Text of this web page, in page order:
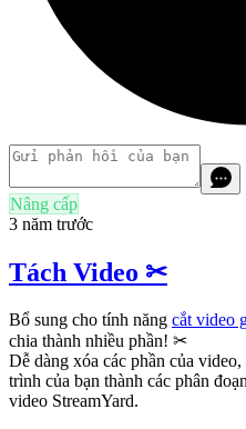
Nâng cấp
3 năm trước
Tách Video ✂
Bổ sung cho tính năng cắt video
chia thành nhiều phần! ✂
Dễ dàng xóa các phần của
trình của bạn thành các phân
video StreamYard.